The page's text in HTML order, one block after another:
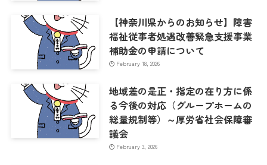
【神奈川県からのお知らせ】障害
福祉従事者処遇改善緊急支援事業
補助金の申請について
February 18, 2026
地域差の是正・指定の在り方に係
る今後の対応（グループホームの
総量規制等）～厚労省社会保障審
議会
February 3, 2026